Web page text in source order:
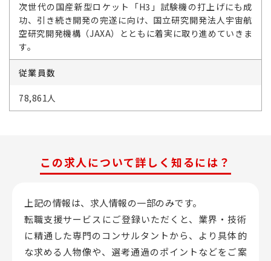
次世代の国産新型ロケット「H3」試験機の打上げにも成
功、引き続き開発の完遂に向け、国立研究開発法人宇宙航
空研究開発機構（JAXA）とともに着実に取り進めていきま
す。
従業員数
78,861人
この求人について詳しく知るには？
上記の情報は、求人情報の一部のみです。
転職支援サービスにご登録いただくと、業界・技術
に精通した専門のコンサルタントから、 より具体的
な求める人物像や、選考通過のポイントなどをご案